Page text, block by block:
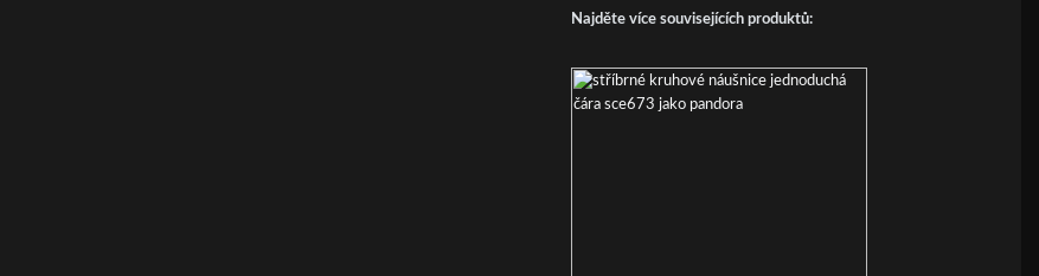
Najděte více souvisejících produktů: